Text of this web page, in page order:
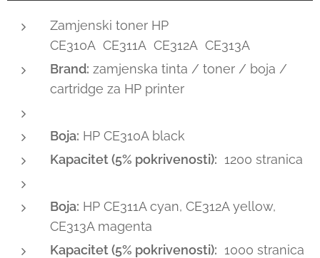
Zamjenski toner HP
CE310A CE311A CE312A CE313A
Brand: zamjenska tinta / toner / boja /
cartridge za HP printer
Boja: HP CE310A black
Kapacitet (5% pokrivenosti): 1200 stranica
Boja: HP CE311A cyan, CE312A yellow,
CE313A magenta
Kapacitet (5% pokrivenosti): 1000 stranica